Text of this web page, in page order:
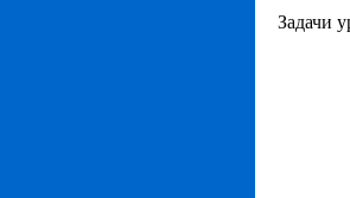
Задачи